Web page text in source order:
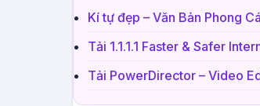
Kí tự đẹp – Văn Bản Phong
Tải 1.1.1.1 Faster & Safer
Tải PowerDirector – Video